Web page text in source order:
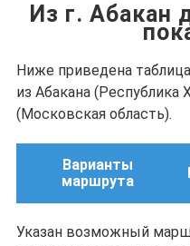
Из г. Абакан
Ниже приведена
из Абакана (Республика
(Московская область).
Варианты
маршрута
Указан возможный